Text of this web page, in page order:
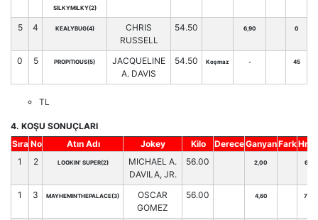
SILKYMILKY(2)
5 4 KEALYBUG(4)
CHRIS
RUSSELL
54.50 6,90 0
0 5 PROPITIOUS(5)
JACQUELINE
A. DAVIS
54.50 Koşmaz - 45
TL
4. KOŞU SONUÇLARI
Sıra No Atın Adı Jokey Kilo DereceGanyanFarkHnd.
1
2 LOOKIN' SUPER(2)
MICHAEL A.
DAVILA, JR.
56.00 2,00 69
1 3 MAYHEMINTHEPALACE(3)
OSCAR
GOMEZ
56.00 4,60 70